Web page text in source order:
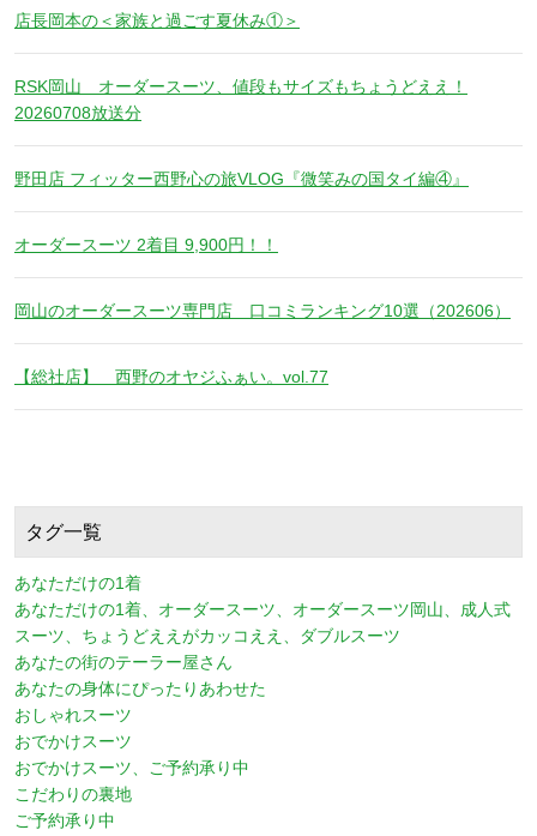
店長岡本の＜家族と過ごす夏休み①＞
RSK岡山 オーダースーツ、値段もサイズもちょうどええ！
20260708放送分
野田店 フィッター西野心の旅VLOG『微笑みの国タイ編④』
オーダースーツ 2着目 9,900円！！
岡山のオーダースーツ専門店 口コミランキング10選（202606）
【総社店】 西野のオヤジふぁい。vol.77
タグ一覧
あなただけの1着
あなただけの1着、オーダースーツ、オーダースーツ岡山、成人式
スーツ、ちょうどええがカッコええ、ダブルスーツ
あなたの街のテーラー屋さん
あなたの身体にぴったりあわせた
おしゃれスーツ
おでかけスーツ
おでかけスーツ、ご予約承り中
こだわりの裏地
ご予約承り中